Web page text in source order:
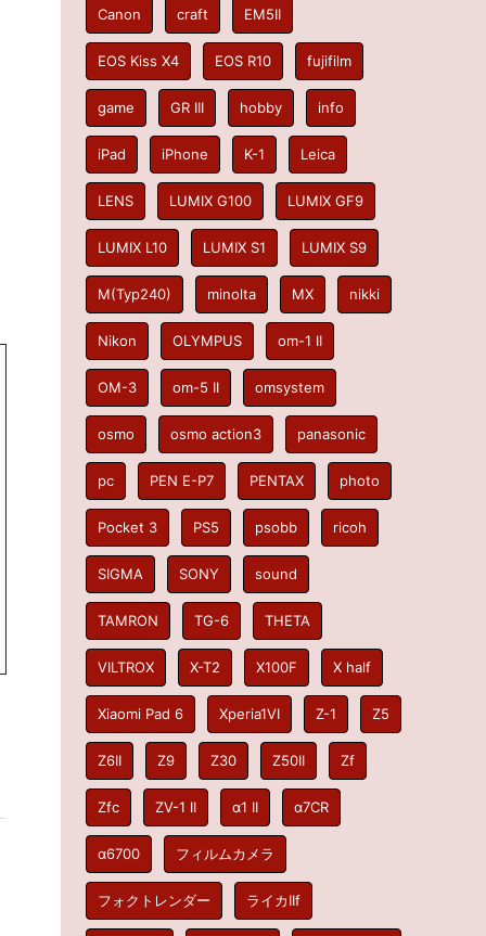
Canon craft EM5II
EOS Kiss X4 EOS R10 fujifilm
game GR III hobby info
iPad iPhone K-1 Leica
LENS LUMIX G100 LUMIX GF9
LUMIX L10 LUMIX S1 LUMIX S9
M(Typ240) minolta MX nikki
Nikon OLYMPUS om-1 II
OM-3 om-5 II omsystem
osmo osmo action3 panasonic
pc PEN E-P7 PENTAX photo
Pocket 3 PS5 psobb ricoh
SIGMA SONY sound
TAMRON TG-6 THETA
VILTROX X-T2 X100F X half
Xiaomi Pad 6 Xperia1VI Z-1 Z5
Z6II Z9 Z30 Z50II Zf
Zfc ZV-1 II α1 II α7CR
α6700 フィルムカメラ
フォクトレンダー ライカIIf